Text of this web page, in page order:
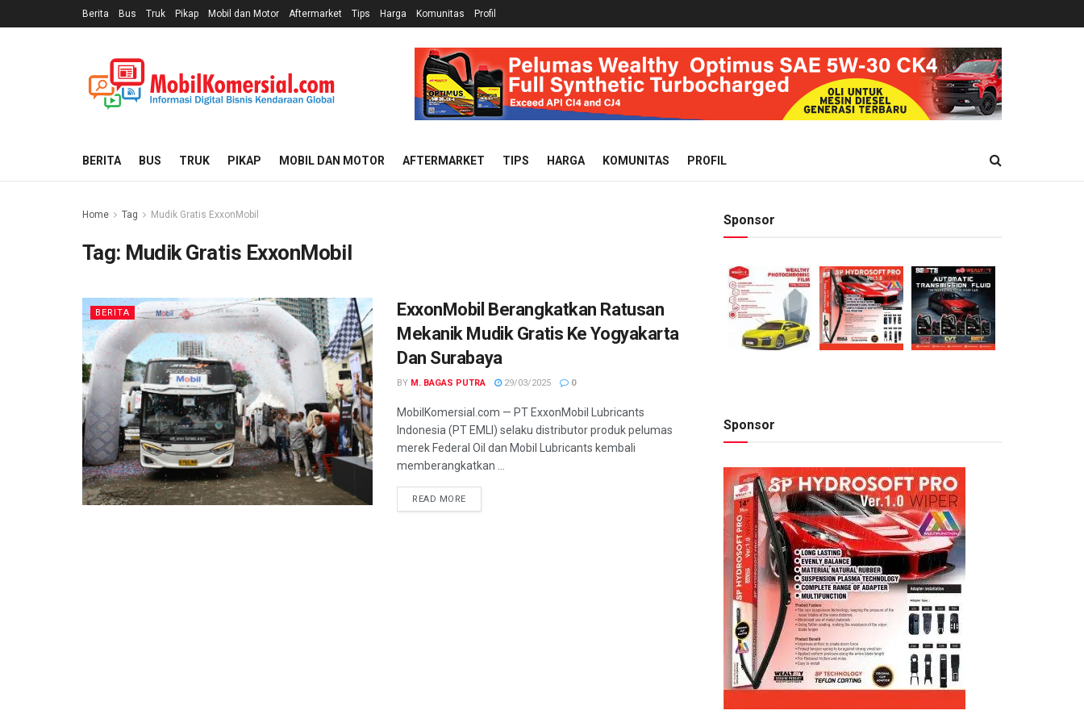
Berita Bus Truk Pikap Mobil dan Motor Aftermarket Tips Harga Komunitas Profil
BERITA BUS TRUK PIKAP MOBIL DAN MOTOR AFTERMARKET TIPS HARGA KOMUNITAS PROFIL
Home Tag Mudik Gratis ExxonMobil
Tag: Mudik Gratis ExxonMobil
BERITA
ExxonMobil Berangkatkan Ratusan
Mekanik Mudik Gratis Ke Yogyakarta
Dan Surabaya
BY M. BAGAS PUTRA 29/03/2025 0
MobilKomersial.com — PT ExxonMobil Lubricants
Indonesia (PT EMLI) selaku distributor produk pelumas
merek Federal Oil dan Mobil Lubricants kembali
memberangkatkan ...
READ MORE
Sponsor
Sponsor